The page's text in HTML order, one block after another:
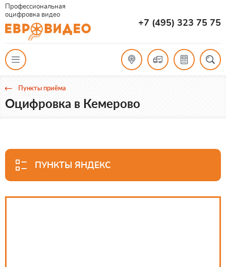
Профессиональная
оцифровка видео
+7 (495) 323 75 75
Пункты приёма
Оцифровка в Кемерово
ПУНКТЫ ЯНДЕКС